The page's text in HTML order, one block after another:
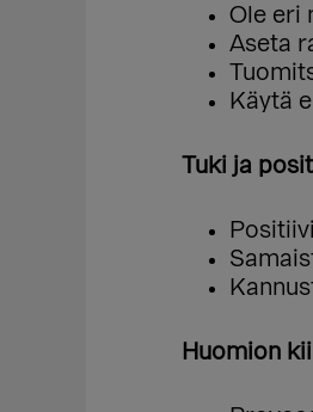
Ole eri
Aseta
Käytä
Tuki ja
Huomion